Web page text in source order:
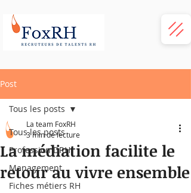
Post
Tous les posts
Profession DRH
Management
Fiches métiers RH
Tous les posts
La médiation facilite le
retour au vivre ensemble
La team FoxRH
3 min de lecture